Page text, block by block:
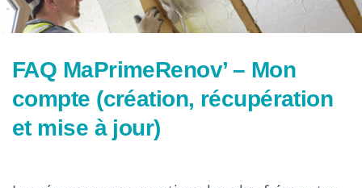
FAQ MaPrimeRenov’ – Mon
compte (création, récupération
et mise à jour)